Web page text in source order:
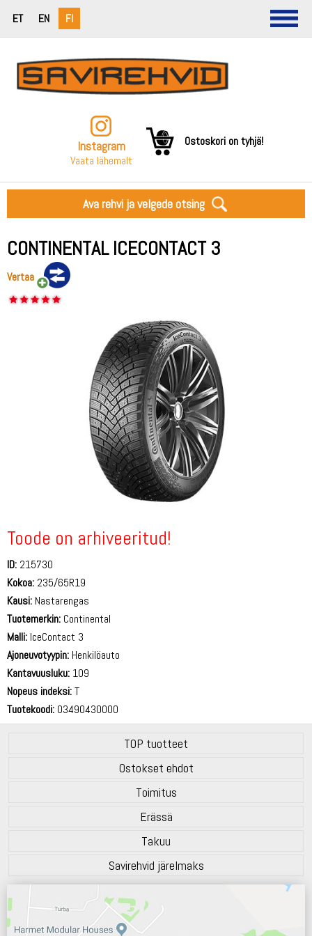
ET EN FI
Instagram
Vaata lähemalt
Ostoskori on tyhjä!
Ava rehvi ja velgede otsing
CONTINENTAL ICECONTACT 3
Vertaa
Toode on arhiveeritud!
ID: 215730
Kokoa: 235/65R19
Kausi: Nastarengas
Tuotemerkin: Continental
Malli: IceContact 3
Ajoneuvotyypin: Henkilöauto
Kantavuusluku: 109
Nopeus indeksi:T
Tuotekoodi: 03490430000
TOP tuotteet
Ostokset ehdot
Toimitus
Erässä
Takuu
Savirehvid järelmaks